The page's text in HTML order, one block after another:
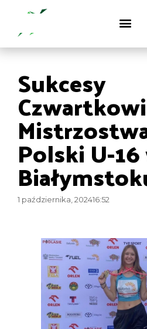
Sukcesy
Polski U-
1 października, 202416:52